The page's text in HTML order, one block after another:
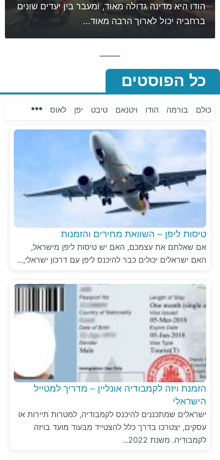
הודו היא מדינה גדולה מאוד, ומעבר בין יעדים שונים
ברחביה יכול לארוך הרבה מאוד...
כל הפוסטים
כולם בורמה הודו ויטנאם טיבט יפן לאוס
טיסות ליפן – השוואת מחירים והזמנות
אם שאלתם את עצמכם, האם יש טיסות ליפן מישראל,
האם ישראלים יכולים כבר להיכנס ליפן עם דרכון ישראלי,...
הזמנת ויזה לקמבודיה אונליין – מדריך למטייל
הישראלי
ישראלים שמתכננים להיכנס לקמבודיה, למטרות תיירות או
עסקים, יצטרכו בדרך כלל להצטייד מבעוד מועד בויזה
לקמבודיה. משנת 2022...